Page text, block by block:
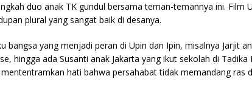
duo anak TK gundul bersama teman-temannya ini. Film
plural yang sangat baik di desanya.
bangsa yang menjadi peran di Upin dan Ipin, misalnya Jarjit
hingga ada Susanti anak Jakarta yang ikut sekolah di
hati bahwa persahabat tidak memandang ras